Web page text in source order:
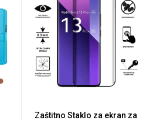
Zaštitno Staklo za ekran za